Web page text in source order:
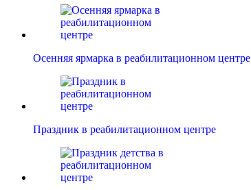
Осенняя ярмарка в реабилитационном центре
Праздник в реабилитационном центре